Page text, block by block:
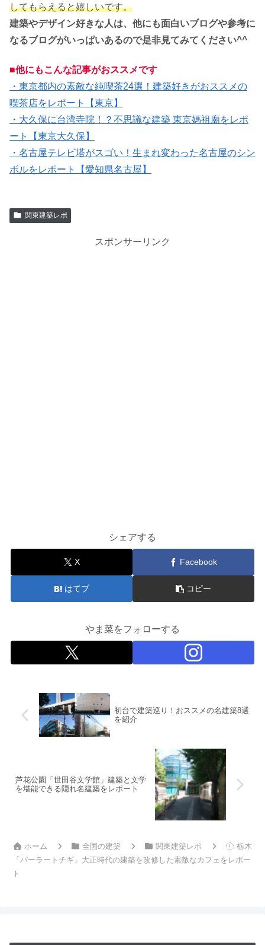
してもらえると嬉しいです。
建築やデザイン好きな人は、他にも面白いブログや参考に
なるブログがいっぱいあるので是非見てみてください^^
■他にもこんな記事がおススメです
・東京都内の素敵な純喫茶24選！建築好きがおススメの
喫茶店をレポート【東京】
・大久保に台湾寺院！？不思議な建築 東京媽祖廟をレポ
ート【東京大久保】
・名古屋テレビ塔がスゴい！生まれ変わった名古屋のシン
ボルをレポート【愛知県名古屋】
関東建築レポ
スポンサーリンク
シェアする
X Facebook
はてブ コピー
やま菜をフォローする
初台で建築巡り！おススメの名建築8選
を紹介
芦花公園「世田谷文学館」建築と文学
を堪能できる隠れ名建築をレポート
ホーム 全国の建築 関東建築レポ
栃木
「パーラートチギ」大正時代の建築を改修した素敵なカフェをレポー
ト